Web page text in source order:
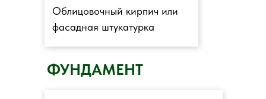
Облицовочный кирпич или
фасадная штукатурка
ФУНДАМЕНТ